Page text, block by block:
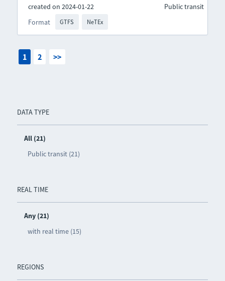
DATA TYPE
All (21)
Public transit (21)
REAL TIME
Any (21)
with real time (15)
REGIONS
created on 2024-01-22
Format
GTFS NeTEx
Public transit
1 2 >>